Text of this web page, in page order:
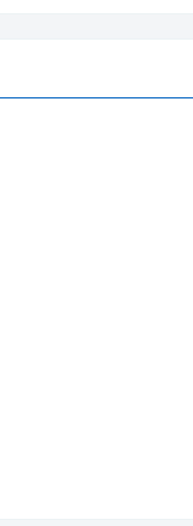
LCD
với hạt cỡ 0.3㎛